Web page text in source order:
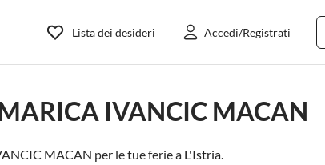
Lista dei desideri Accedi/Registrati
IVANCIC MACAN
MACAN per le tue ferie a L'Istria.